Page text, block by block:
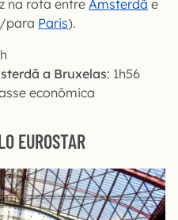
na rota entre Amsterdã e
para Paris).
a Bruxelas: 1h56
econômica
EUROSTAR